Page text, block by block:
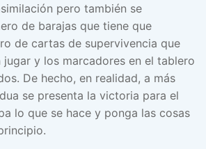
pero también se
de barajas que tiene que
de cartas de supervivencia que
jugar y los marcadores en el tablero
De hecho, en realidad, a más
se presenta la victoria para el
lo que se hace y ponga las cosas